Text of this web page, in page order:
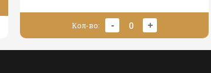
Кол-во: - 0 +